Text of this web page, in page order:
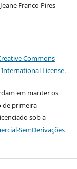
Franco Pires
Commons
License.
em manter os
de primeira
sob a
SemDerivações